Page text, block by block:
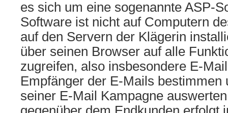
es sich um eine sogenannte ASP-
Software ist nicht auf Computern
auf den Servern der Klägerin
über seinen Browser auf alle
zugreifen, also insbesondere E-
Empfänger der E-Mails bestimmen
seiner E-Mail Kampagne